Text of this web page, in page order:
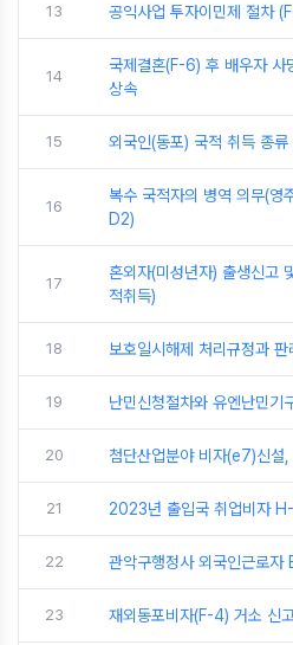
13 공익사업 투자이민제 절차
14
국제결혼(F-6) 후 배우자 사
상속
15 외국인(동포) 국적 취득 종
16
복수 국적자의 병역 의무(
D2)
17
혼외자(미성년자) 출생신고
적취득)
18 보호일시해제 처리규정과 판
19 난민신청절차와 유엔난민기
20 첨단산업분야 비자(e7)신설
21 2023년 출입국 취업비자
22 관악구행정사 외국인근로자
23 재외동포비자(F-4) 거소 신